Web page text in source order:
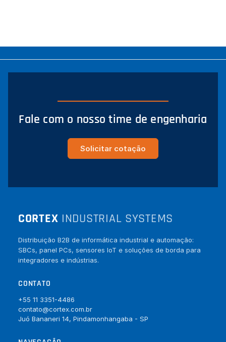
Fale com o nosso time de engenharia
Solicitar cotação
CORTEX INDUSTRIAL SYSTEMS
Distribuição B2B de informática industrial e automação:
SBCs, panel PCs, sensores IoT e soluções de borda para
integradores e indústrias.
CONTATO
+55 11 3351-4486
contato@cortex.com.br
Juó Bananeri 14, Pindamonhangaba - SP